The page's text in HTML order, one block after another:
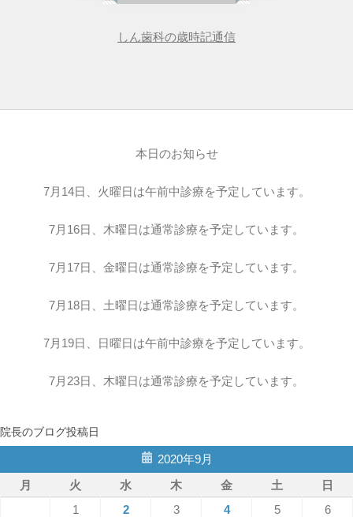
しん歯科の歳時記通信
本日のお知らせ
7月14日、火曜日は午前中診療を予定しています。
7月16日、木曜日は通常診療を予定しています。
7月17日、金曜日は通常診療を予定しています。
7月18日、土曜日は通常診療を予定しています。
7月19日、日曜日は午前中診療を予定しています。
7月23日、木曜日は通常診療を予定しています。
院長のブログ投稿日
2020年9月
月
火 水 木 金 土
日
1
2 3 4 5
6